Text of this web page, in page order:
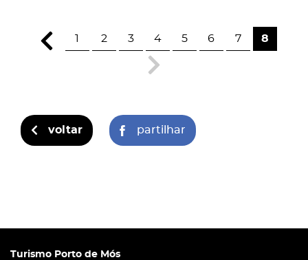
1 2 3 4 5 6 7 8
voltar partilhar
Turismo Porto de Mós